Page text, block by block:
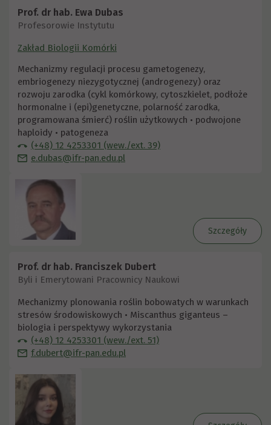
Prof. dr hab. Ewa Dubas
Profesorowie Instytutu
Zakład Biologii Komórki
Mechanizmy regulacji procesu gametogenezy,
embriogenezy niezygotycznej (androgenezy) oraz
rozwoju zarodka (cykl komórkowy, cytoszkielet, podłoże
hormonalne i (epi)genetyczne, polarność zarodka,
programowana śmierć) roślin użytkowych • podwojone
haploidy • patogeneza
(+48) 12 4253301 (wew./ext. 39)
e.dubas@ifr-pan.edu.pl
Prof. dr hab. Franciszek Dubert
Byli i Emerytowani Pracownicy Naukowi
Mechanizmy plonowania roślin bobowatych w warunkach
stresów środowiskowych • Miscanthus giganteus –
biologia i perspektywy wykorzystania
Szczegóły
(+48) 12 4253301 (wew./ext. 51)
f.dubert@ifr-pan.edu.pl